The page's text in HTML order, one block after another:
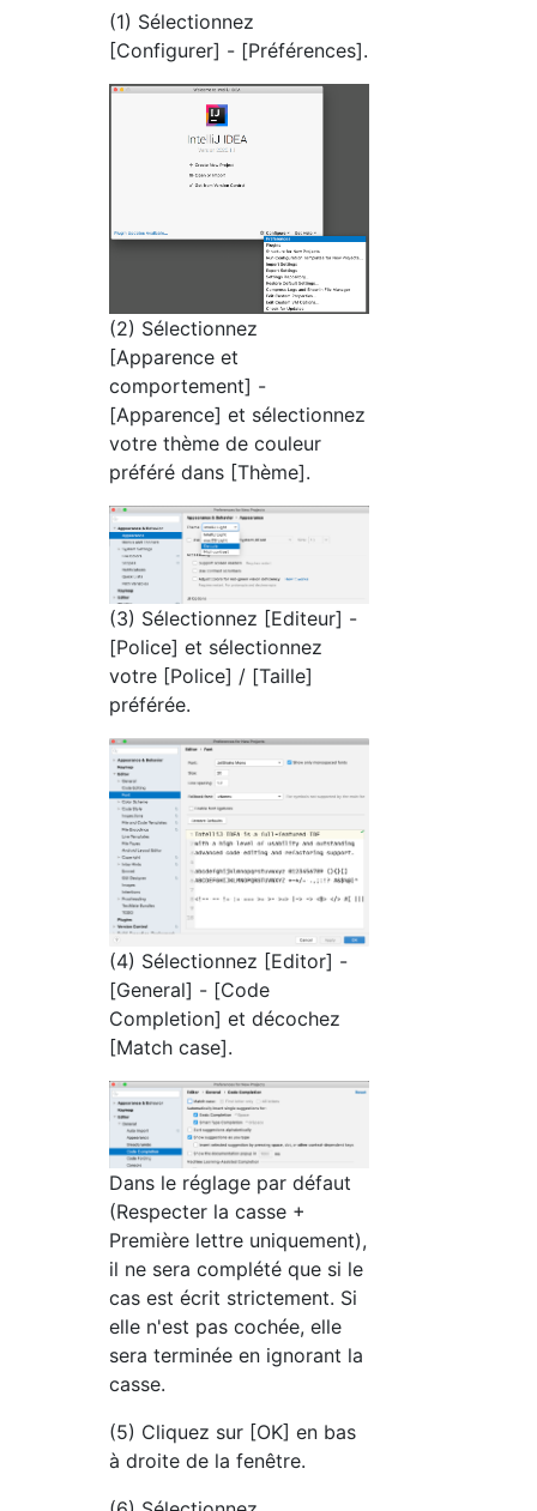
(1) Sélectionnez
[Configurer] - [Préférences].
(2) Sélectionnez
[Apparence et
comportement] -
[Apparence] et sélectionnez
votre thème de couleur
préféré dans [Thème].
(3) Sélectionnez [Editeur] -
[Police] et sélectionnez
votre [Police] / [Taille]
préférée.
(4) Sélectionnez [Editor] -
[General] - [Code
Completion] et décochez
[Match case].
Dans le réglage par défaut
(Respecter la casse +
Première lettre uniquement),
il ne sera complété que si le
cas est écrit strictement. Si
elle n'est pas cochée, elle
sera terminée en ignorant la
casse.
(5) Cliquez sur [OK] en bas
à droite de la fenêtre.